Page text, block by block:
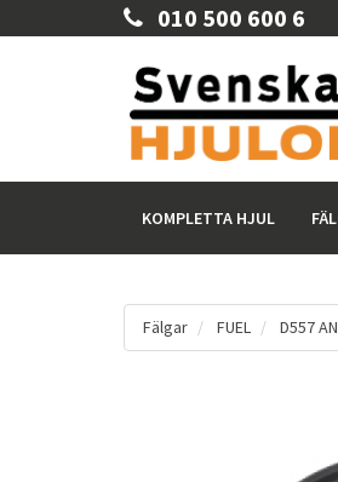
010 500 600 6
KOMPLETTA HJUL
Fälgar FUEL D557